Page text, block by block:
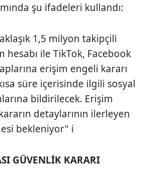
şu ifadeleri kullandı:
1,5 milyon takipçili
hesabı ile TikTok, Facebook
erişim engeli kararı
süre içerisinde ilgili sosyal
bildirilecek. Erişim
detaylarının ilerleyen
bekleniyor" i
GÜVENLİK KARARI